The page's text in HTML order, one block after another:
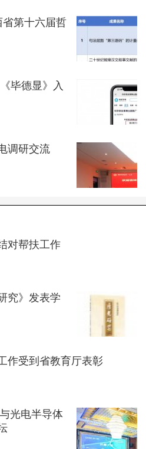
六届研究生会委员候选人名
团分组会议上，各团代表对
章程修正案（草案）》《西
代表大会、第六次研究生代
论，为12月2日召开的正式会
会议，大会上审议通过第十
研究生会委员会工作报告，
电子科技大学学生会章程>的
子科技大学研究生会章程>的
大学第十二次学生代表大
提案工作报告，选举产生西
生会委员会委员、第六届研
选举产生西安电子科技大学
、第六次研究生代表大会面
代表提案92份，经真实性核
他方面4份；共征集到研究生
核实、可行性论证、代表性
19份，其中教育教学方面4
第十六届哲
毕德显》入
调研交流
对帮扶工作
究》发表学
作受到省教育厅表彰
光电半导体